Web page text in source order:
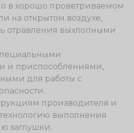
в хорошо проветриваемом
на открытом воздухе,
отравления выхлопными
и приспособлениями,
для работы с
производителя и
выполнения
заглушки.